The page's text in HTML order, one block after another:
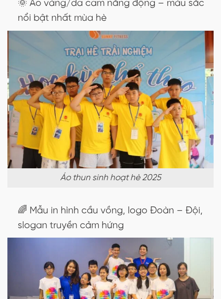
🌞 Áo vàng/da cam năng động – màu sắc
nổi bật nhất mùa hè
Áo thun sinh hoạt hè 2025
🌈 Mẫu in hình cầu vồng, logo Đoàn – Đội,
slogan truyền cảm hứng